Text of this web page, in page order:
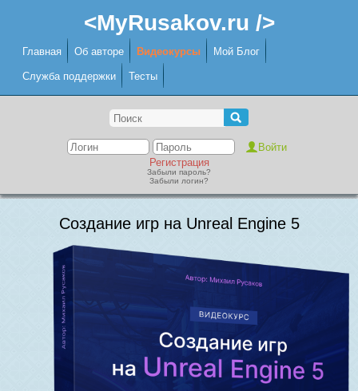
<MyRusakov.ru />
Главная Об авторе Видеокурсы Мой Блог
Служба поддержки Тесты
Регистрация
Забыли пароль?
Забыли логин?
Создание игр на Unreal Engine 5